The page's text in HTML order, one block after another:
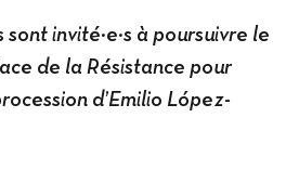
sont invité·e·s à poursuivre le
de la Résistance pour
d’Emilio López-